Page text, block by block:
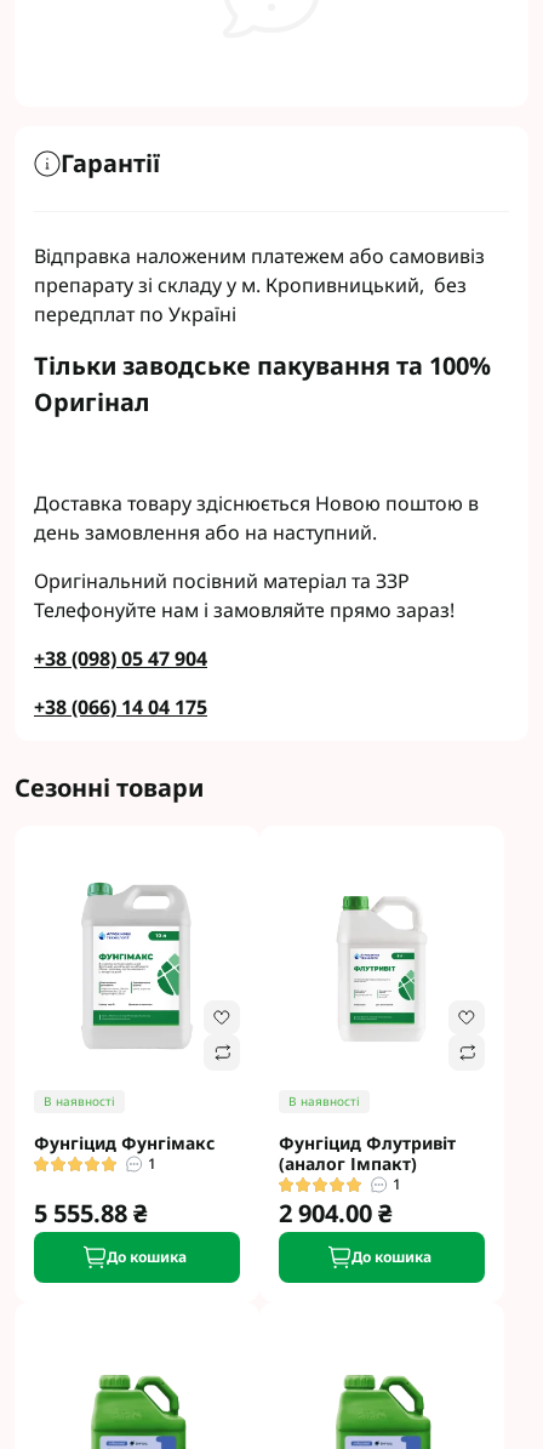
Гарантії
Відправка наложеним платежем або самовивіз
препарату зі складу у м. Кропивницький, без
передплат по Україні
Тільки заводське пакування та 100%
Оригінал
Доставка товару здіснюється Новою поштою в
день замовлення або на наступний.
Оригінальний посівний матеріал та ЗЗР
Телефонуйте нам і замовляйте прямо зараз!
+38 (098) 05 47 904
+38 (066) 14 04 175
Сезонні товари
В наявності
Фунгіцид Фунгімакс
1
5 555.88 ₴
До кошика
В наявності
Фунгіцид Флутривіт
(аналог Імпакт)
1
2 904.00 ₴
До кошика